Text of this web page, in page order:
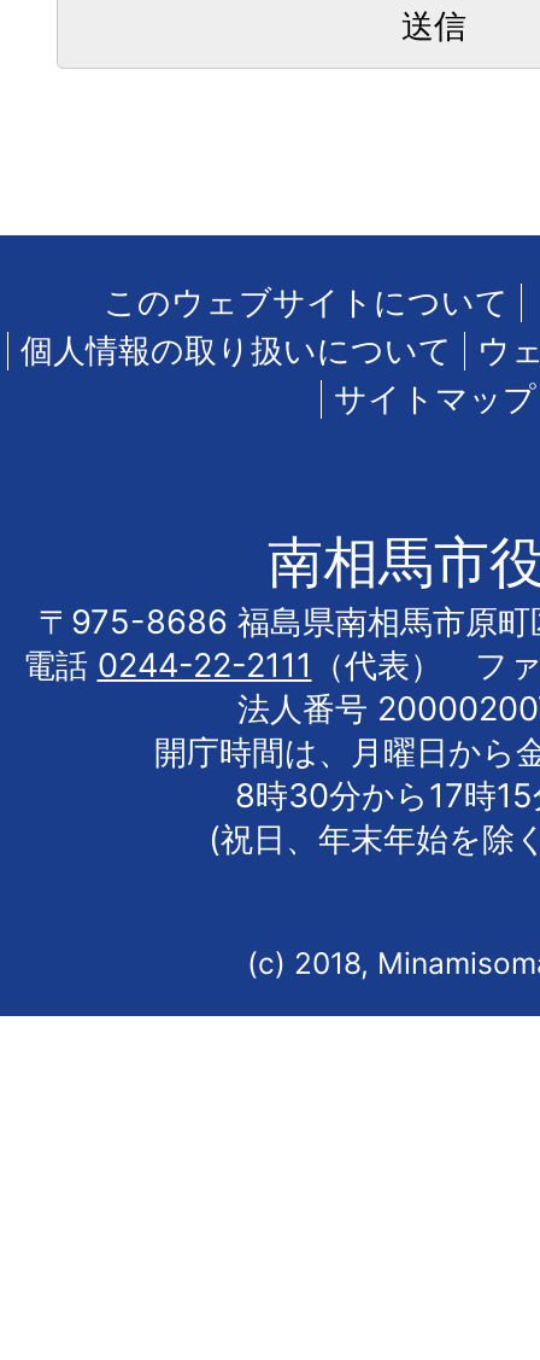
このウェブサイトについて
個人情報の取り扱いについて
ウ
サイトマップ
南相馬市
〒975-8686 福島県南相馬市原町
電話 0244-22-2111
（代表） フ
法人番号
開庁時間は、月曜日から
8時30分から17時
(祝日、年末年始を除
(c) 2018,